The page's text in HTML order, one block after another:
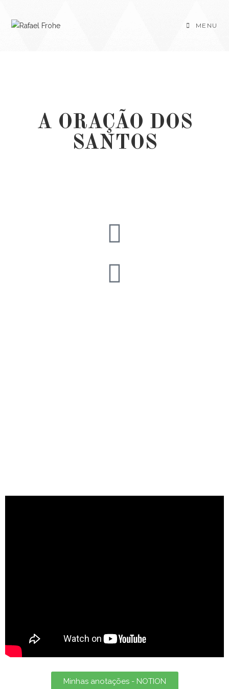
MENU
A ORAÇÃO DOS
SANTOS
Minhas anotações - NOTION